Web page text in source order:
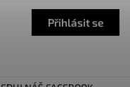
Přihlásit se